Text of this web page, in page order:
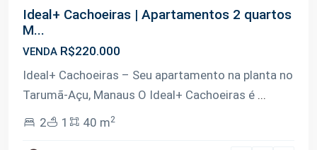
Ideal+ Cachoeiras | Apartamentos 2 quartos
M...
VENDA R$220.000
Ideal+ Cachoeiras – Seu apartamento na planta no
Tarumã-Açu, Manaus O Ideal+ Cachoeiras é ...
2
1 40 m2